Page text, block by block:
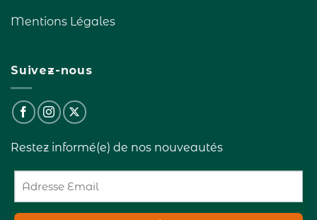
Mentions Légales
Suivez-nous
Restez informé(e) de nos nouveautés